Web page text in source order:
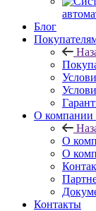
Блог
О компании
О
О
Контакты